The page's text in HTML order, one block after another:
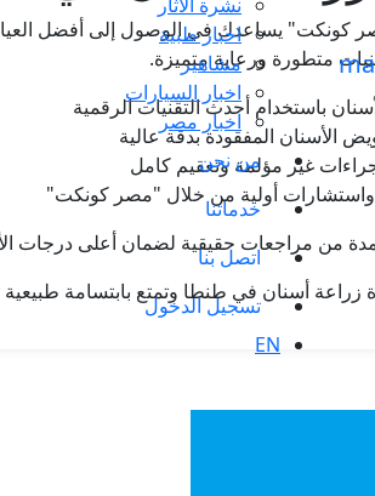
اخبار طبية
مشاهير
اخبار السيارات
اخبار مصر
من نحن
خدماتنا
اتصل بنا
تسجيل الدخول
EN
كونكت" يساعدك في الوصول إلى أفضل
متطورة ورعاية متميزة.
باستخدام أحدث التقنيات الرقمية
الأسنان المفقودة بدقة عالية
غير مؤلمة وتعقيم كامل
أولية من خلال "مصر كونكت"
من مراجعات حقيقية لضمان أعلى درجات
زراعة أسنان في طنطا وتمتع بابتسامة طبيعية